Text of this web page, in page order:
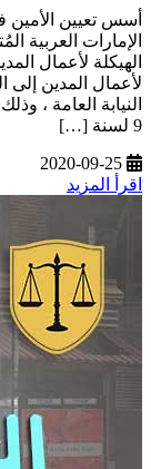
أسس تعيين الأمين
الإمارات العربية
الهيكلة لأعمال
لأعمال المدين إلى
النيابة العامة ،
9 لسنة […]
2020-09-25
اقرأ المزيد